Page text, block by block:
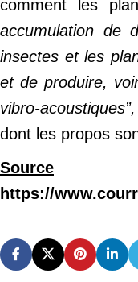
comment les
accumulation de
insectes et les
et de produire,
vibro-acoustiques”,
dont les propos
Source
https://